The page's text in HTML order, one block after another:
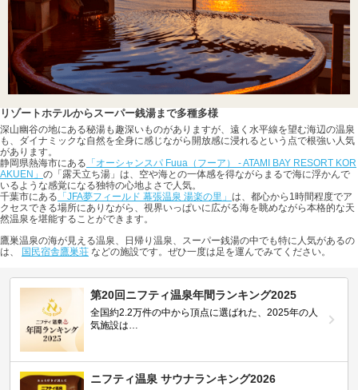
リゾートホテルからスーパー銭湯まで多種多様
深山幽谷の地にある秘湯も趣深いものがありますが、遠く水平線を望む海辺の温泉
も、ダイナミックな自然を全身に感じながら開放感に浸れるという点で根強い人気
があります。
静岡県熱海市にある 「オーシャンスパ Fuua（フーア） - ATAMI BAY RESORT KOR
AKUEN」 の「露天立ち湯」は、空や海との一体感を得ながらまるで海に浮かんで
いるような感覚になる独特の心地よさで人気。
千葉市にある 「JFA夢フィールド 幕張温泉 湯楽の里」 は、都心から1時間程度でア
クセスできる場所にありながら、視界いっぱいに広がる海を眺めながら本格的な天
然温泉を堪能することができます。
鷹巣温泉の海が見える温泉、日帰り温泉、スーパー銭湯の中でも特に人気があるの
は、
国民宿舎鷹巣荘 などの施設です。ぜひ一度は足を運んでみてください。
第20回ニフティ温泉年間ランキング2025
全国約2.2万件の中から頂点に選ばれた、2025年の人
気施設は…
ニフティ温泉 サウナランキング2026